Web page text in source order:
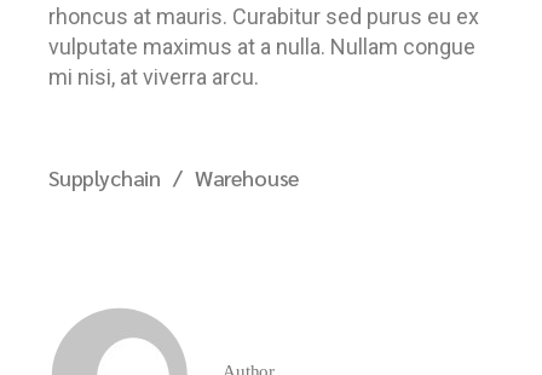
rhoncus at mauris. Curabitur sed purus eu ex
vulputate maximus at a nulla. Nullam congue
mi nisi, at viverra arcu.
Supplychain Warehouse